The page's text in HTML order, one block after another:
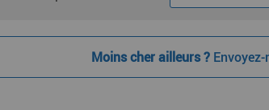
Moins cher ailleurs ?